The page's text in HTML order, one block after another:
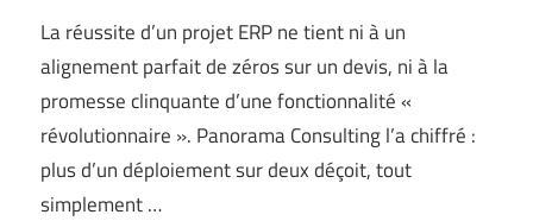
La réussite d’un projet ERP ne tient ni à un
alignement parfait de zéros sur un devis, ni à la
promesse clinquante d’une fonctionnalité «
révolutionnaire ». Panorama Consulting l’a chiffré :
plus d’un déploiement sur deux déçoit, tout
simplement …